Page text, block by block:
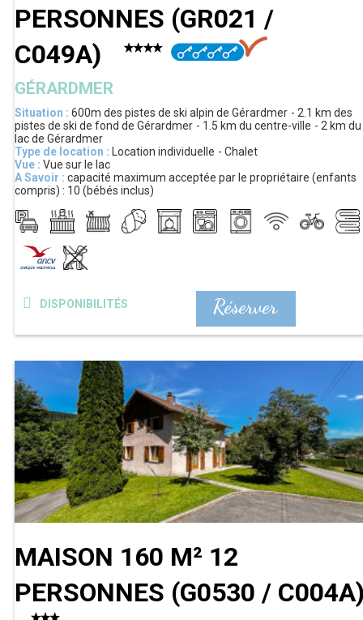
PERSONNES (GR021 /
C049A)
GÉRARDMER
Situation : 600m des pistes de ski alpin de Gérardmer 2.1 km des
pistes de ski de fond de Gérardmer
1.5 km du centre-ville 2 km du
lac de Gérardmer
Type de location : Location individuelle
Chalet
Vue : Vue sur le lac
A Savoir : capacité maximum acceptée par le propriétaire (enfants
compris) : 10 (bébés inclus)
Réserver
DISPONIBILITÉS
MAISON 160 M² 12
PERSONNES (G0530 / C004A